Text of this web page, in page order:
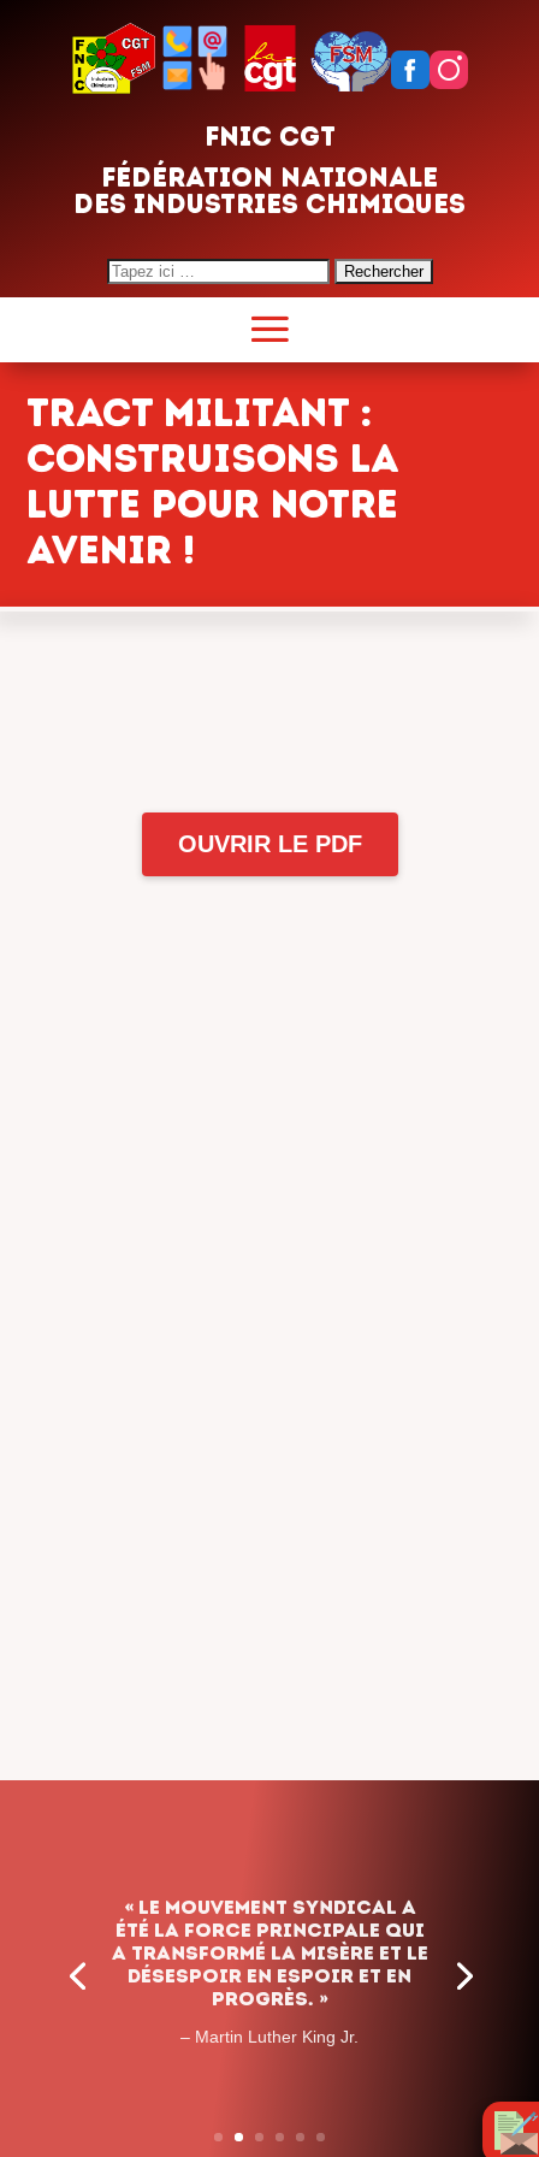
FNIC CGT
FÉDÉRATION NATIONALE
DES INDUSTRIES CHIMIQUES
Search
for:
TRACT militant :
CONSTRUISONS LA
LUTTE POUR NOTRE
AVENIR !
OUVRIR LE PDF